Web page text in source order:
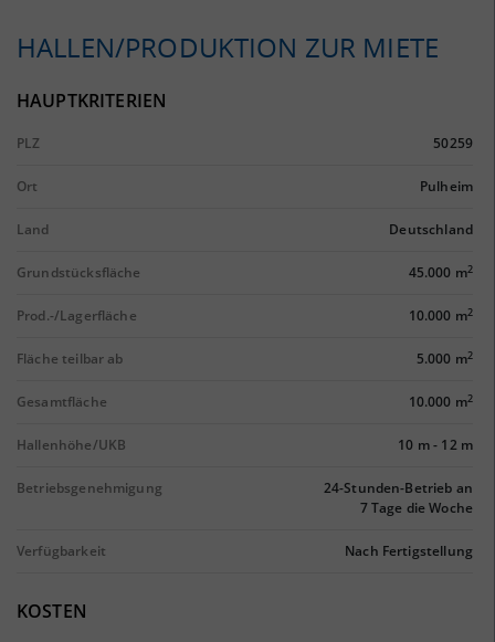
HALLEN/PRODUKTION ZUR MIETE
HAUPTKRITERIEN
PLZ 50259
Ort Pulheim
Land Deutschland
Grundstücksfläche 45.000 m2
Prod.-/Lagerfläche 10.000 m2
Fläche teilbar ab 5.000 m2
Gesamtfläche 10.000 m2
Hallenhöhe/UKB 10 m- 12 m
Betriebsgenehmigung
24-Stunden-Betrieb an
7 Tage die Woche
Verfügbarkeit Nach Fertigstellung
KOSTEN